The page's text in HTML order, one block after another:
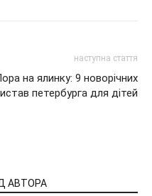
наступна стаття
на ялинку: 9 новорічних
петербурга для дітей
АВТОРА